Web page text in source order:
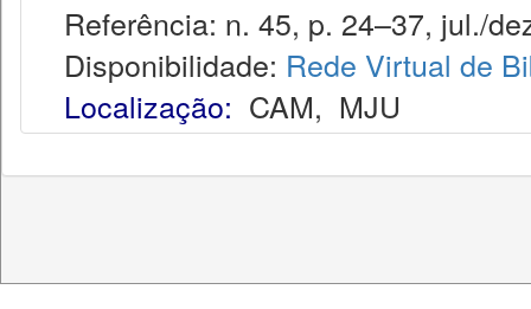
Referência: n. 45, p. 24–37, jul./
Disponibilidade: Rede Virtual de
Localização: CAM, MJU